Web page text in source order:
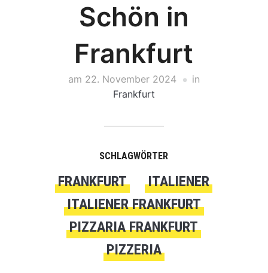
Schön in
Frankfurt
am 22. November 2024
in
Frankfurt
SCHLAGWÖRTER
FRANKFURT
ITALIENER
ITALIENER FRANKFURT
PIZZARIA FRANKFURT
PIZZERIA